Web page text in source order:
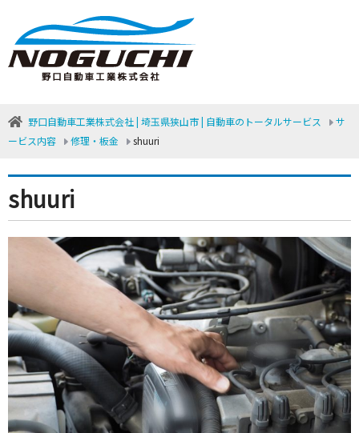
野口自動車工業株式会社 | 埼玉県狭山市 | 自動車のトータルサービス
サ
ービス内容
修理・板金 shuuri
shuuri